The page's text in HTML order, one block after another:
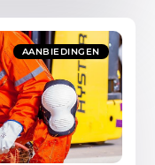
AANBIEDINGEN